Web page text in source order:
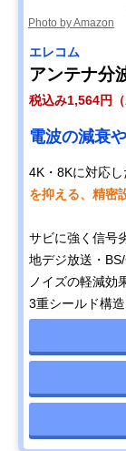
Photo by Amazon
エレコム
アンテナ分
税込み1,564円（
電波の減衰
4K・8Kに対応し
を抑える、精密
サビに強く信号
地デジ放送・
ノイズの軽減効
3重シールド構